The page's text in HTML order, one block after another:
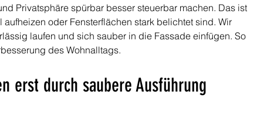
Privatsphäre spürbar besser steuerbar machen. Das ist
oder Fensterflächen stark belichtet sind. Wir
laufen und sich sauber in die Fassade einfügen. So
des Wohnalltags.
erst durch saubere Ausführung